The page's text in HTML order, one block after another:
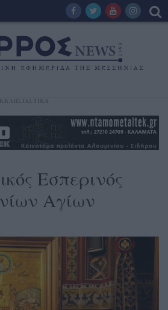
Εσπερινός
Αγίων